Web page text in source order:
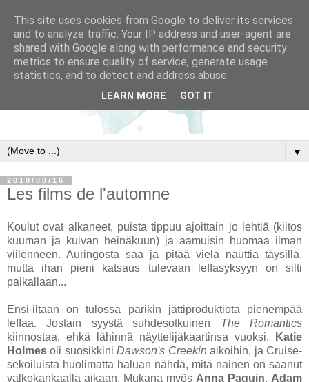
▼
2010/08/16
Les films de l'automne
Koulut ovat alkaneet, puista tippuu ajoittain jo lehtiä (kiitos
kuuman ja kuivan heinäkuun) ja aamuisin huomaa ilman
viilenneen. Auringosta saa ja pitää vielä nauttia täysillä,
mutta ihan pieni katsaus tulevaan leffasyksyyn on silti
paikallaan...
Ensi-iltaan on tulossa parikin jättiproduktiota pienempää
leffaa. Jostain syystä suhdesotkuinen The Romantics
kiinnostaa, ehkä lähinnä näyttelijäkaartinsa vuoksi.
Katie
Holmes oli suosikkiniDawson's Creekin aikoihin, ja Cruise-
sekoiluista huolimatta haluan nähdä, mitä nainen on saanut
valkokankaalla aikaan. Mukana myös Anna Paquin, Adam
This site uses cookies from Google to deliver its services
and to analyze traffic. Your IP address and user-agent are
shared with Google along with performance and security
metrics to ensure quality of service, generate usage
statistics, and to detect and address abuse.
LEARN MORE GOT IT